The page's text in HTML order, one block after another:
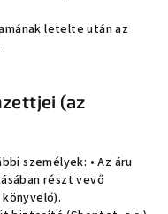
letelte után az
(az
személyek: • Az áru
részt vevő